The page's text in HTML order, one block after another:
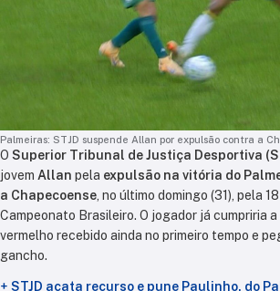
Palmeiras: STJD suspende Allan por expulsão contra a
O Superior Tribunal de Justiça Desportiva
jovem Allan pela expulsão na vitória do
a Chapecoense, no último domingo (31), pela
Campeonato Brasileiro. O jogador já cumpriria
vermelho recebido ainda no primeiro tempo e
gancho.
+ STJD acata recurso e pune Paulinho, do